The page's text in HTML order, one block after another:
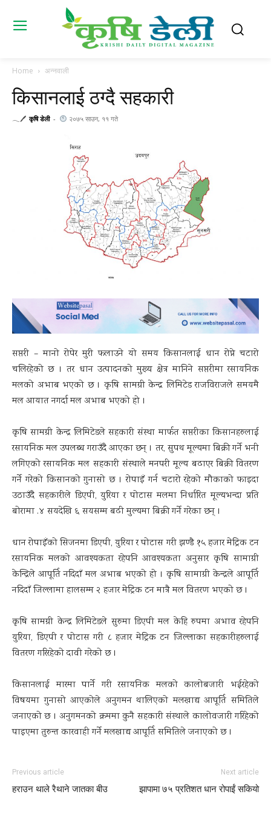
Home अन्नवाली
किसानलाई ठग्दै सहकारी
𓂃🖊 कृषि डेली - २०७५ साउन, ११ गते
सप्तरी – मानो रोपेर मुरी फलाउने यो समय किसानलाई धान रोप्ने चटारो
चलिरहेको छ । तर धान उत्पादनको मुख्य क्षेत्र मानिने सप्तरीमा रसायनिक
मलको अभाब भएको छ । कृषि सामग्री केन्द्र लिमिटेड राजविराजले समयमै
मल आयात नगर्दा मल अभाब भएको हो ।
कृषि सामग्री केन्द्र लिमिटेडले सहकारी संस्था मार्फत सप्तरीका किसानहरुलाई
रसायनिक मल उपलब्ध गराउँदै आएका छन् । तर, सुपथ मूल्यमा बिक्री गर्ने भनी
लगिएको रसायनिक मल सहकारी संस्थाले मनपरी मूल्य बढाएर बिक्री वितरण
गर्ने गरेको किसानको गुनासो छ । रोपाइँ गर्न चटारो रहेको मौकाको फाइदा
उठाउँदै सहकारीले डिएपी, युरिया र पोटास मलमा निर्धारित मूल्यभन्दा प्रति
बोरामा .४ सयदेखि ६ सयसम्म बढी मुल्यमा बिक्री गर्ने गरेका छन् ।
धान रोपाइँको सिजनमा डिएपी, युरिया र पोटास गरी झण्डै १५ हजार मेट्रिक टन
रसायनिक मलको आवश्यकता रहेपनि आवश्यकता अनुसार कृषि सामाग्री
केन्द्रिले आपूर्ति नदिदाँ मल अभाब भएको हो । कृषि सामाग्री केन्द्रले आपूर्ति
नदिदाँ जिल्लामा हालसम्म २ हजार मेट्रिक टन मात्रै मल वितरण भएको छ ।
कृषि सामग्री केन्द्र लिमिटेडले सुरुमा डिएपी मल केहि रुपमा अभाव रहेपनि
युरिया, डिएपी र पोटास गरी ८ हजार मेट्रिक टन जिल्लाका सहकारीहरुलाई
वितरण गरिरहेको दावी गरेको छ ।
किसानलाई मारमा पार्ने गरी रसायनिक मलको कालोबजारी भईरहेको
विषयमा गुनासो आएकोले अनुगमन थालिएको मलखाद्य आपूर्ति समितिले
जनाएको छ । अनुगमनको क्रममा कुनै सहकारी संस्थाले कालोवजारी गरिहेको
पाइएमा तुरुन्त कारवाही गर्ने मलखाद्य आपूर्ति समितिले जनाएको छ ।
Previous article
हराउन थाले रैथाने जातका बीउ
Next article
झापामा ७५ प्रतिशत धान रोपाईं सकियो